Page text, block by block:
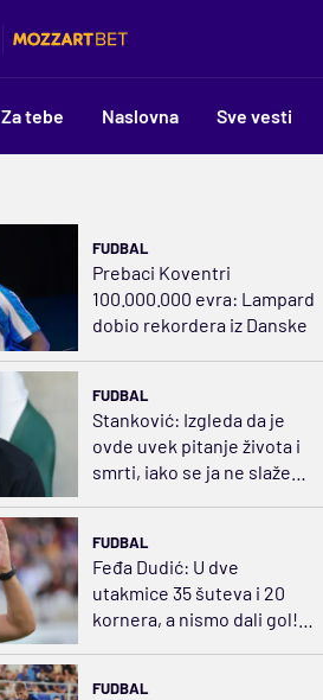
Za tebe Naslovna Sve vesti
FUDBAL
Prebaci Koventri
100.000.000 evra: Lampard
dobio rekordera iz Danske
FUDBAL
Stanković: Izgleda da je
ovde uvek pitanje života i
smrti, iako se ja ne slažem
FUDBAL
Feđa Dudić: U dve
utakmice 35 šuteva i 20
kornera, a nismo dali gol!
FUDBAL